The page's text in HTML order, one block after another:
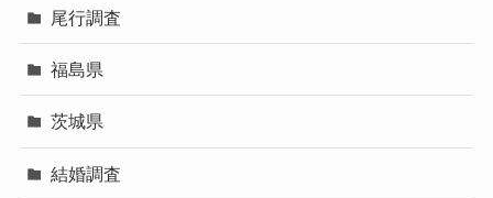
尾行調査
福島県
茨城県
結婚調査